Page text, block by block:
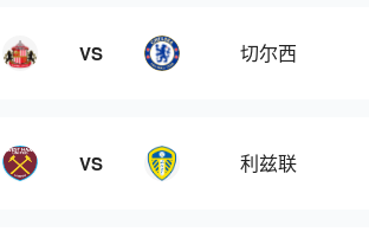
VS 切尔西
VS 利兹联